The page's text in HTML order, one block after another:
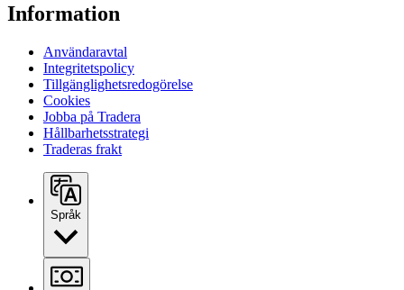
Information
Användaravtal
Integritetspolicy
Tillgänglighetsredogörelse
Cookies
Jobba på Tradera
Hållbarhetsstrategi
Traderas frakt
Språk